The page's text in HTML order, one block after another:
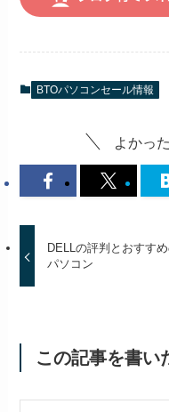
BTOパソコンセール情報
よかっ
DELLの評判とおすす
パソコン
この記事を書い